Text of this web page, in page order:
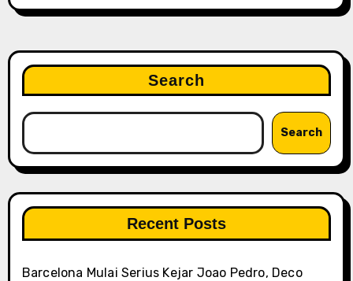
Search
Search
Recent Posts
Barcelona Mulai Serius Kejar Joao Pedro, Deco